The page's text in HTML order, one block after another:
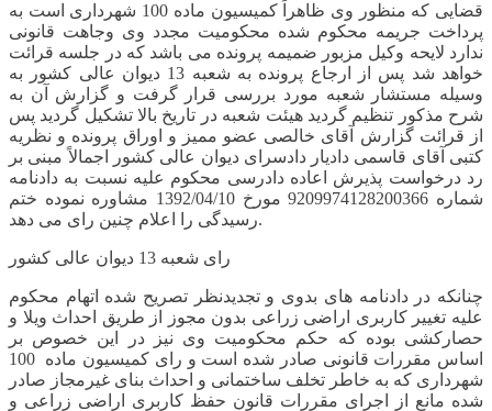
قضایی که منظور وی ظاهراً کمیسیون ماده 100 شهرداری است به
پرداخت جریمه محکوم شده محکومیت مجدد وی وجاهت قانونی
ندارد لایحه وکیل مزبور ضمیمه پرونده می باشد که در جلسه قرائت
خواهد شد پس از ارجاع پرونده به شعبه 13 دیوان عالی کشور به
وسیله مستشار شعبه مورد بررسی قرار گرفت و گزارش آن به
شرح مذکور تنظیم گردید هیئت شعبه در تاریخ بالا تشکیل گردید پس
از قرائت گزارش آقای خالصی عضو ممیز و اوراق پرونده و نظریه
کتبی آقای قاسمی دادیار دادسرای دیوان عالی کشور اجمالاً مبنی بر
رد درخواست پذیرش اعاده دادرسی محکوم علیه نسبت به دادنامه
شماره 9209974128200366 مورخ 1392/04/10 مشاوره نموده ختم
رسیدگی را اعلام چنین رای می دهد.
رای شعبه 13 دیوان عالی کشور
چنانکه در دادنامه های بدوی و تجدیدنظر تصریح شده اتهام محکوم
علیه تغییر کاربری اراضی زراعی بدون مجوز از طریق احداث ویلا و
حصارکشی بوده که حکم محکومیت وی نیز در این خصوص بر
اساس مقررات قانونی صادر شده است و رای کمیسیون ماده 100
شهرداری که به خاطر تخلف ساختمانی و احداث بنای غیرمجاز صادر
شده مانع از اجرای مقررات قانون حفظ کاربری اراضی زراعی و